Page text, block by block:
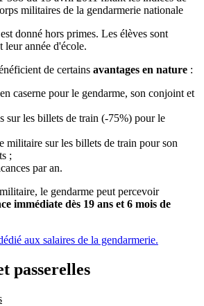
militaires de la gendarmerie nationale
donné hors primes. Les élèves sont
leur année d'école.
de certains avantages en nature :
caserne pour le gendarme, son conjoint et
sur les billets de train (-75%) pour le
militaire sur les billets de train pour son
;
par an.
le gendarme peut percevoir
immédiate dès 19 ans et 6 mois de
aux salaires de la gendarmerie.
passerelles